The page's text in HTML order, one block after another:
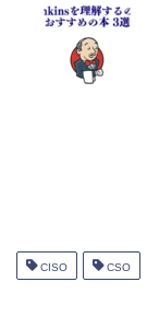
CISO CSO